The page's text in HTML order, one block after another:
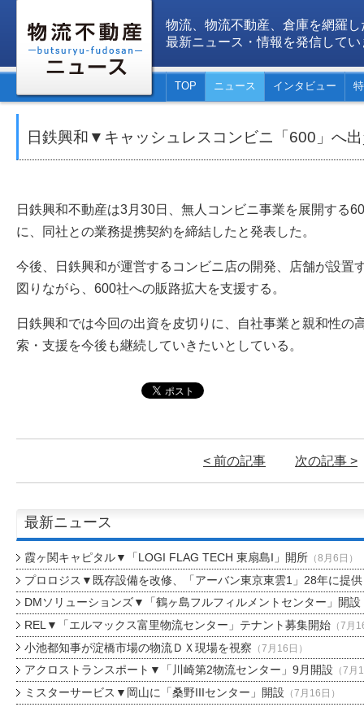
物流、物流不動産、倉庫を網羅し
最新ニュース・情報を発信してい
TOP ニュース インタビュー
日鉄興和▼キャッシュレスコンビニ「600」へ
日鉄興和不動産は3月30日、無人コンビニ事業を展開する
に、同社との業務提携契約を締結したと発表した。
今後、日鉄興和が運営するコンビニ店の開発、店舗が設置
図りながら、600社への販路拡大を支援する。
日鉄興和では今回の出資を皮切りに、自社事業と親和性の
索・支援を今後も継続していきたいとしている。
< 前の記事 次の記事 >
最新ニュース
霞ヶ関キャピタル▼「LOGI FLAG TECH 東扇島I」開所（8月6日）
プロロジス▼既存設備を改修、「アーバン東京東雲1」28年に提供
DMソリューションズ▼「鶴ヶ島フルフィルメントセンター」開設
REL▼「エルマックス富里物流センター」テナント募集開始（7月
小池都知事が淀橋市場の物流ＤＸ現場を視察 （7月16日）
アクロストランスポート▼「川崎第2物流センター」9月開設 （7月
ミスターサービス▼岡山に「桑野IIIセンター」開設 （7月16日）